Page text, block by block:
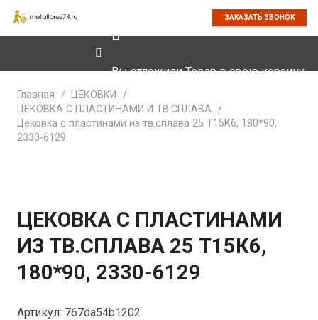
ЗАКАЗАТЬ ЗВОНОК
Вы отложилиТоварв свою корзину.
Главная / ЦЕКОВКИ
/
ЦЕКОВКА С ПЛАСТИНАМИ И ТВ.СПЛАВА /
Цековка с пластинами из тв.сплава 25 Т15К6, 180*90,
2330-6129
ЦЕКОВКА С ПЛАСТИНАМИ
ИЗ ТВ.СПЛАВА 25 Т15К6,
180*90, 2330-6129
Артикул: 767da54b1202